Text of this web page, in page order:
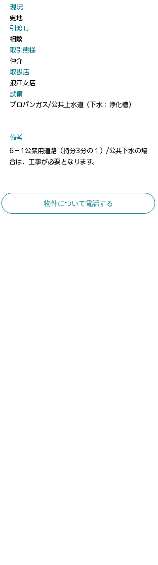
​現況
更地
​引渡し
相談
​取引態様
仲介
​取扱店
浪江支店
​設備
プロパンガス/公共上水道（下水：浄化槽）
​備考
6－1公衆用道路（持分3分の１）/公共下水の場
合は、工事が必要となります。
物件について電話する